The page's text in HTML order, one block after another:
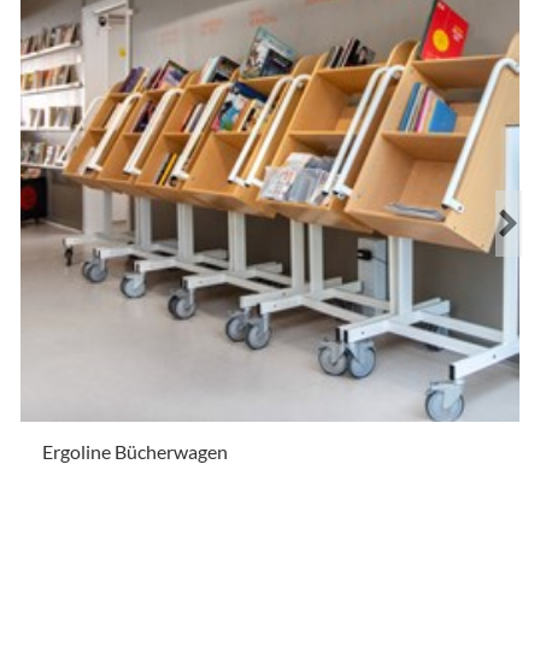
Ergoline Bücherwagen